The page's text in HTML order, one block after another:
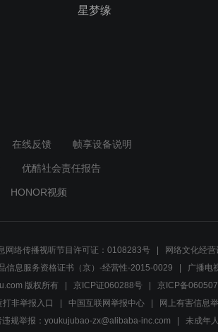
星梦缘
在线反馈 帧享设备说明
优酷社会责任报告
HONOR视频
网络传播视听节目许可证：0108283号 网络文化经
信息服务资格证书（京）-经营性-2015-0029
广播电
版权所有
京ICP证060288号 京ICP备
打非举报入口
中国互联网举报中心 网上有害信息
违规举报：youkujubao-zx@alibaba-inc.com
未成年